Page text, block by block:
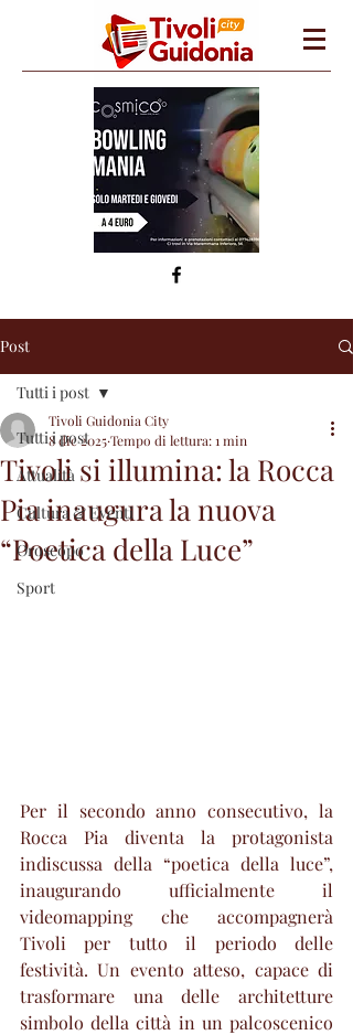
Post
Tutti i post
Attualità
Cultura & Eventi
Oroscopo
Sport
Tutti i post
Tivoli si illumina: la Rocca
Pia inaugura la nuova
“Poetica della Luce”
Tivoli Guidonia City
8 dic 2025Tempo di lettura: 1 min
Per il secondo anno consecutivo, la
Rocca Pia diventa la protagonista
indiscussa della “poetica della luce”,
inaugurando ufficialmente il
videomapping che accompagnerà
Tivoli per tutto il periodo delle
festività. Un evento atteso, capace di
trasformare una delle architetture
simbolo della città in un palcoscenico